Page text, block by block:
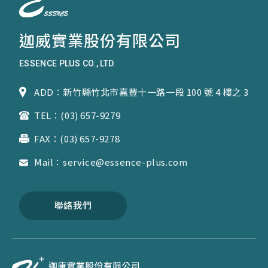
迦威實業股份有限公司
ESSENCE PLUS CO., LTD.
ADD：新竹縣竹北市嘉豐十一路一段 100 號 4 樓之 3
TEL：(03) 657-9279
FAX：(03) 657-9278
Mail：service@essence-plus.com
聯絡我們